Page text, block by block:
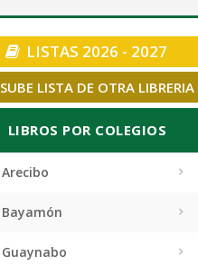
LISTAS 2026 - 2027
SUBE LISTA DE OTRA LIBRERIA
LIBROS POR COLEGIOS
Arecibo
Bayamón
Guaynabo